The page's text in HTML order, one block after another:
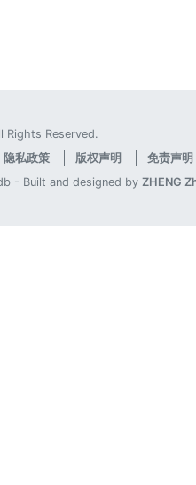
Reserved.
隐私政策 版权声明 免责声明
- Built and designed by ZHENG